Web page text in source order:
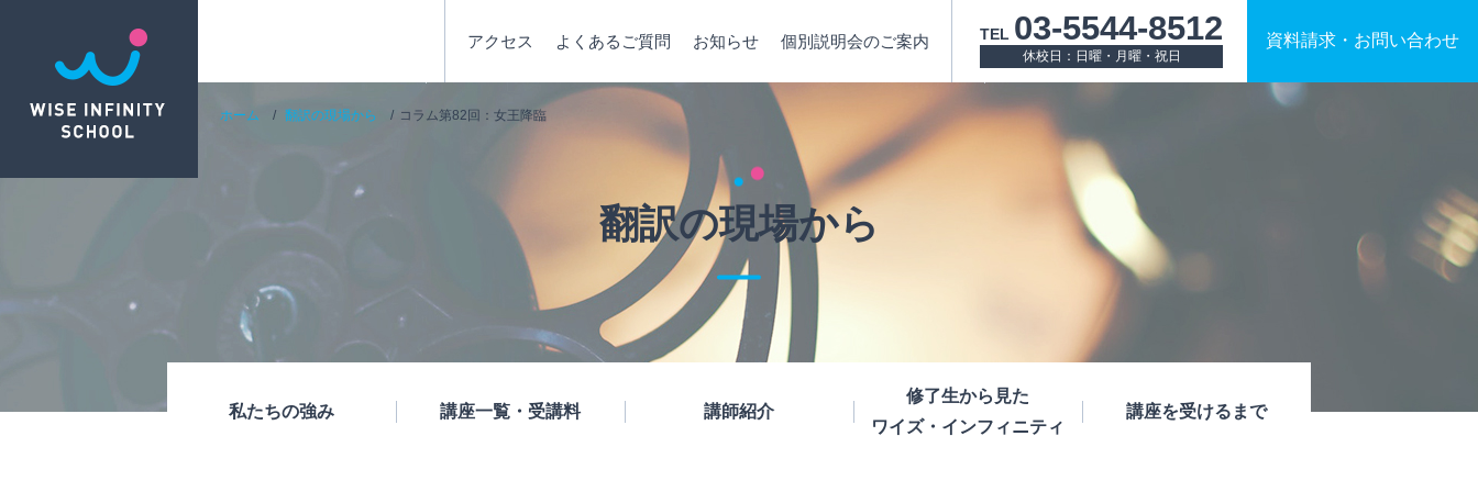
TEL 03-5544-8512
休校日：日曜・月曜・祝日
資料請求 ・ お問い合わせ
私たちの強み 講座一覧・受講料 講師紹介
修了生から見た
ワイズ・インフィニティ
講座を受けるまで
アクセス よくあるご質問 お知らせ 個別説明会のご案内
ホーム 翻訳の現場から コラム第82回：女王降臨
翻訳の現場から